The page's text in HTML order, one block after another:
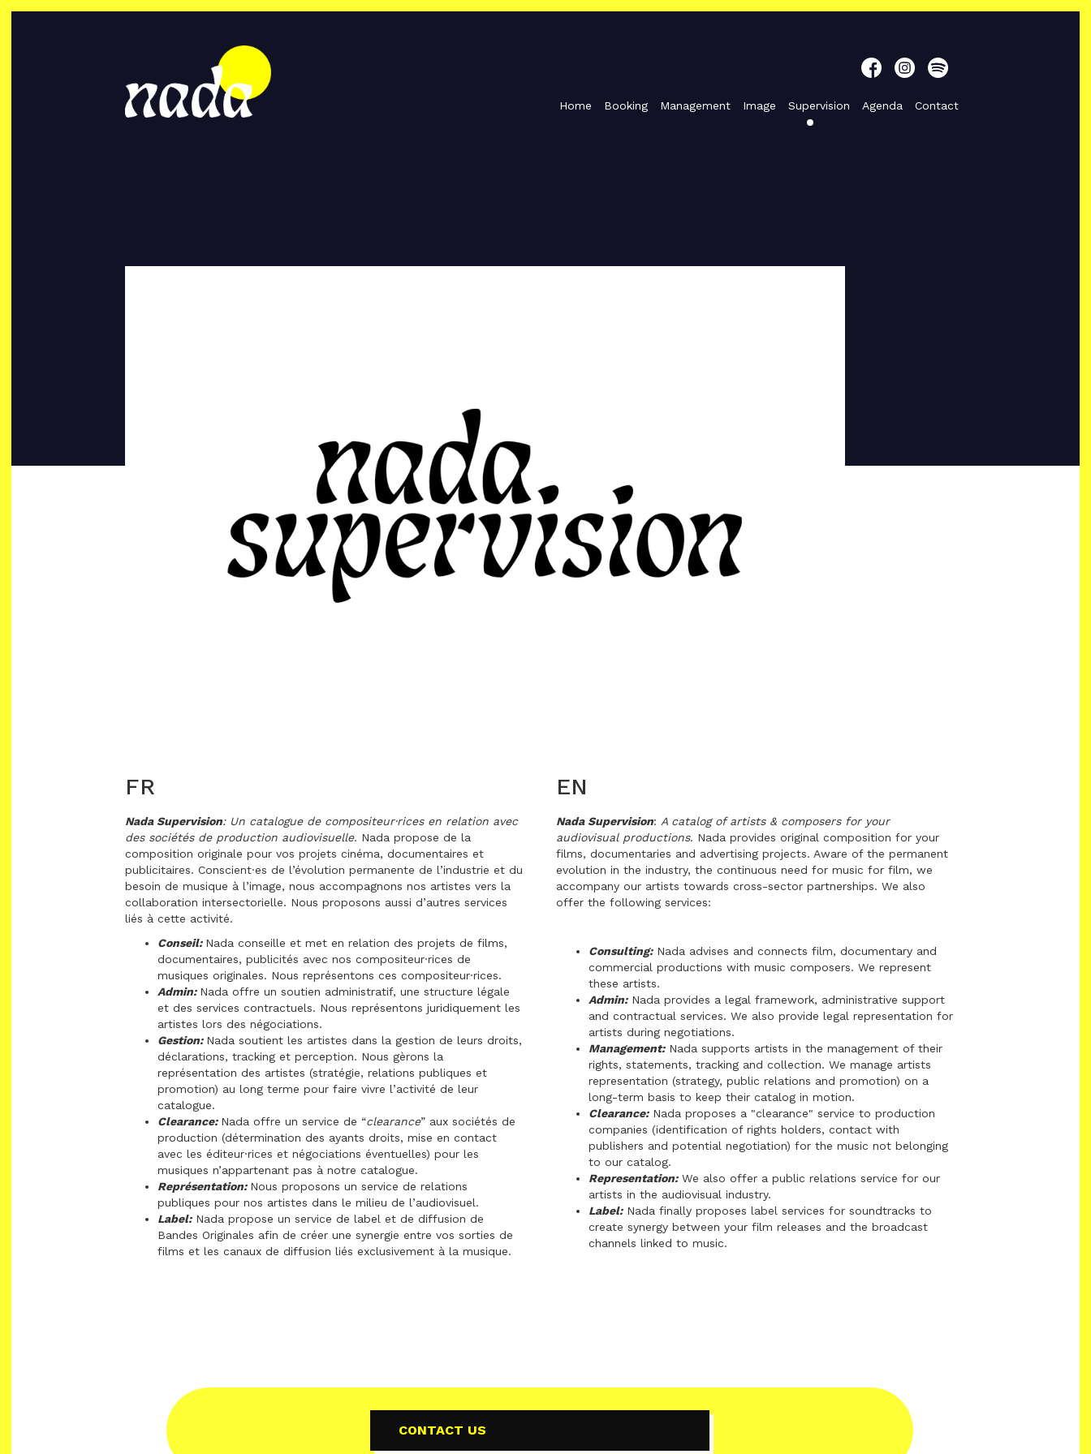
Home Booking Management Image Supervision Agenda Contact
FR
Nada Supervision: Un catalogue de compositeur·rices en relation avec
des sociétés de production audiovisuelle. Nada propose de la
composition originale pour vos projets cinéma, documentaires et
publicitaires. Conscient·es de l’évolution permanente de l’industrie et du
besoin de musique à l’image, nous accompagnons nos artistes vers la
collaboration intersectorielle. Nous proposons aussi d’autres services
liés à cette activité.
Conseil: Nada conseille et met en relation des projets de films,
documentaires, publicités avec nos compositeur·rices de
musiques originales. Nous représentons ces compositeur·rices.
Admin: Nada offre un soutien administratif, une structure légale
et des services contractuels. Nous représentons juridiquement les
artistes lors des négociations.
Gestion: Nada soutient les artistes dans la gestion de leurs droits,
déclarations, tracking et perception. Nous gèrons la
représentation des artistes (stratégie, relations publiques et
promotion) au long terme pour faire vivre l’activité de leur
catalogue.
Clearance: Nada offre un service de “clearance” aux sociétés de
production (détermination des ayants droits, mise en contact
avec les éditeur·rices et négociations éventuelles) pour les
musiques n’appartenant pas à notre catalogue.
Représentation: Nous proposons un service de relations
publiques pour nos artistes dans le milieu de l’audiovisuel.
Label:Nada propose un service de label et de diffusion de
Bandes Originales afin de créer une synergie entre vos sorties de
films et les canaux de diffusion liés exclusivement à la musique.
EN
Nada Supervision: A catalog of artists & composers for your
audiovisual productions. Nada provides original composition for your
films, documentaries and advertising projects. Aware of the permanent
evolution in the industry, the continuous need for music for film, we
accompany our artists towards cross-sector partnerships. We also
offer the following services:
Consulting:Nada advises and connects film, documentary and
commercial productions with music composers. We represent
these artists.
Admin:Nada provides a legal framework, administrative support
and contractual services. We also provide legal representation for
artists during negotiations.
Management:Nada supports artists in the management of their
rights, statements, tracking and collection. We manage artists
representation (strategy, public relations and promotion) on a
long-term basis to keep their catalog in motion.
Clearance:Nada proposes a "clearance" service to production
companies (identification of rights holders, contact with
publishers and potential negotiation) for the music not belonging
to our catalog.
Representation:We also offer a public relations service for our
artists in the audiovisual industry.
Label:Nada finally proposes label services for soundtracks to
create synergy between your film releases and the broadcast
channels linked to music.
CONTACT US